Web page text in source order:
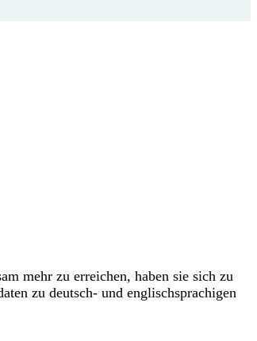
mehr zu erreichen, haben sie sich zu
zu deutsch- und englischsprachigen